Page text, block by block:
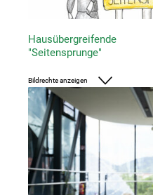
Hausübergreifende
"Seitensprunge"
Bildrechte anzeigen
Grafik: UMJ